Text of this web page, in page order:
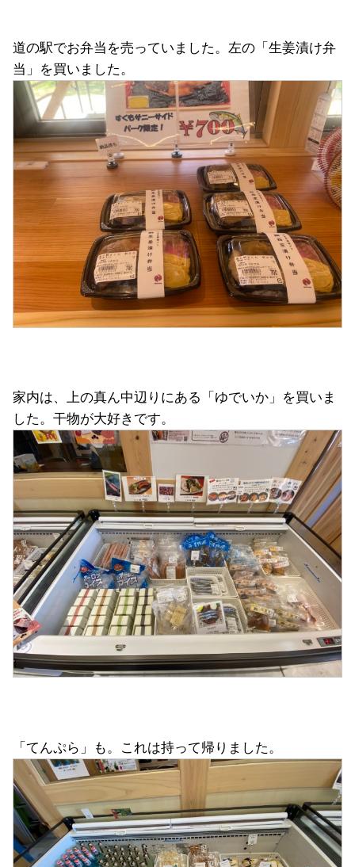
道の駅でお弁当を売っていました。左の「生姜漬け弁
当」を買いました。
家内は、上の真ん中辺りにある「ゆでいか」を買いま
した。干物が大好きです。
「てんぷら」も。これは持って帰りました。